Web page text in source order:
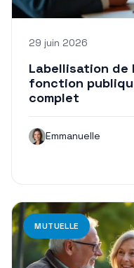
29 juin 2026
Labellisation de
fonction
complet
Emmanuelle
MUTUELLE